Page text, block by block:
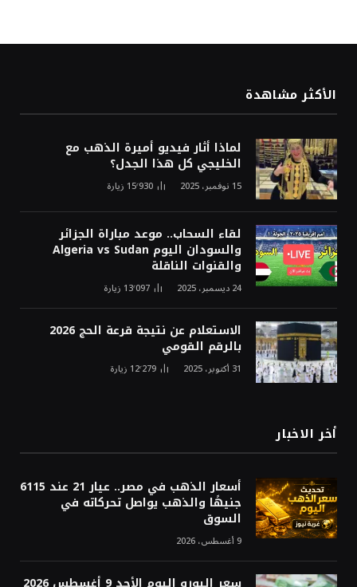
الأكثر مشاهدة
لماذا أثار فيديو أميرة الذهب مع
الخليجي كل هذا الجدل؟
15 نوفمبر، 2025 15٬930 زيارة
لقاء السحاب.. موعد مباراة الجزائر
والسودان اليوم Algeria vs Sudan
والقنوات الناقلة
24 ديسمبر، 2025 13٬097 زيارة
الاستعلام عن نتيجة قرعة الحج 2026
بالرقم القومي
31 أكتوبر، 2025 12٬279 زيارة
أخر الاخبار
أسعار الذهب في مصر.. عيار 21 عند 6115
جنيهًا والذهب يواصل تحركاته في
السوق
9 أغسطس، 2026